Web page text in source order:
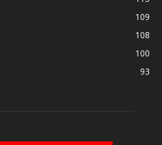
109
108
100
93